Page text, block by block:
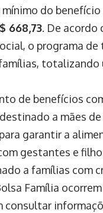
do benefício
668,73. De acordo
o programa
totalizando
de benefícios
a mães
para garantir a
gestantes e
a famílias com
Família
consultar